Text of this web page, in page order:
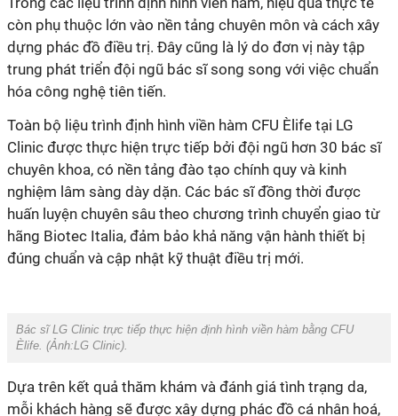
còn phụ thuộc lớn vào nền tảng chuyên môn và cách xây
dựng phác đồ điều trị. Đây cũng là lý do đơn vị này tập
trung phát triển đội ngũ bác sĩ song song với việc chuẩn
hóa công nghệ tiên tiến.
Toàn bộ liệu trình định hình viền hàm CFU Èlife tại LG
Clinic được thực hiện trực tiếp bởi đội ngũ hơn 30 bác sĩ
chuyên khoa, có nền tảng đào tạo chính quy và kinh
nghiệm lâm sàng dày dặn. Các bác sĩ đồng thời được
huấn luyện chuyên sâu theo chương trình chuyển giao từ
hãng Biotec Italia, đảm bảo khả năng vận hành thiết bị
đúng chuẩn và cập nhật kỹ thuật điều trị mới.
Bác sĩ LG Clinic trực tiếp thực hiện định hình viền hàm bằng CFU
Èlife. (Ảnh:LG Clinic).
Dựa trên kết quả thăm khám và đánh giá tình trạng da,
mỗi khách hàng sẽ được xây dựng phác đồ cá nhân hoá,